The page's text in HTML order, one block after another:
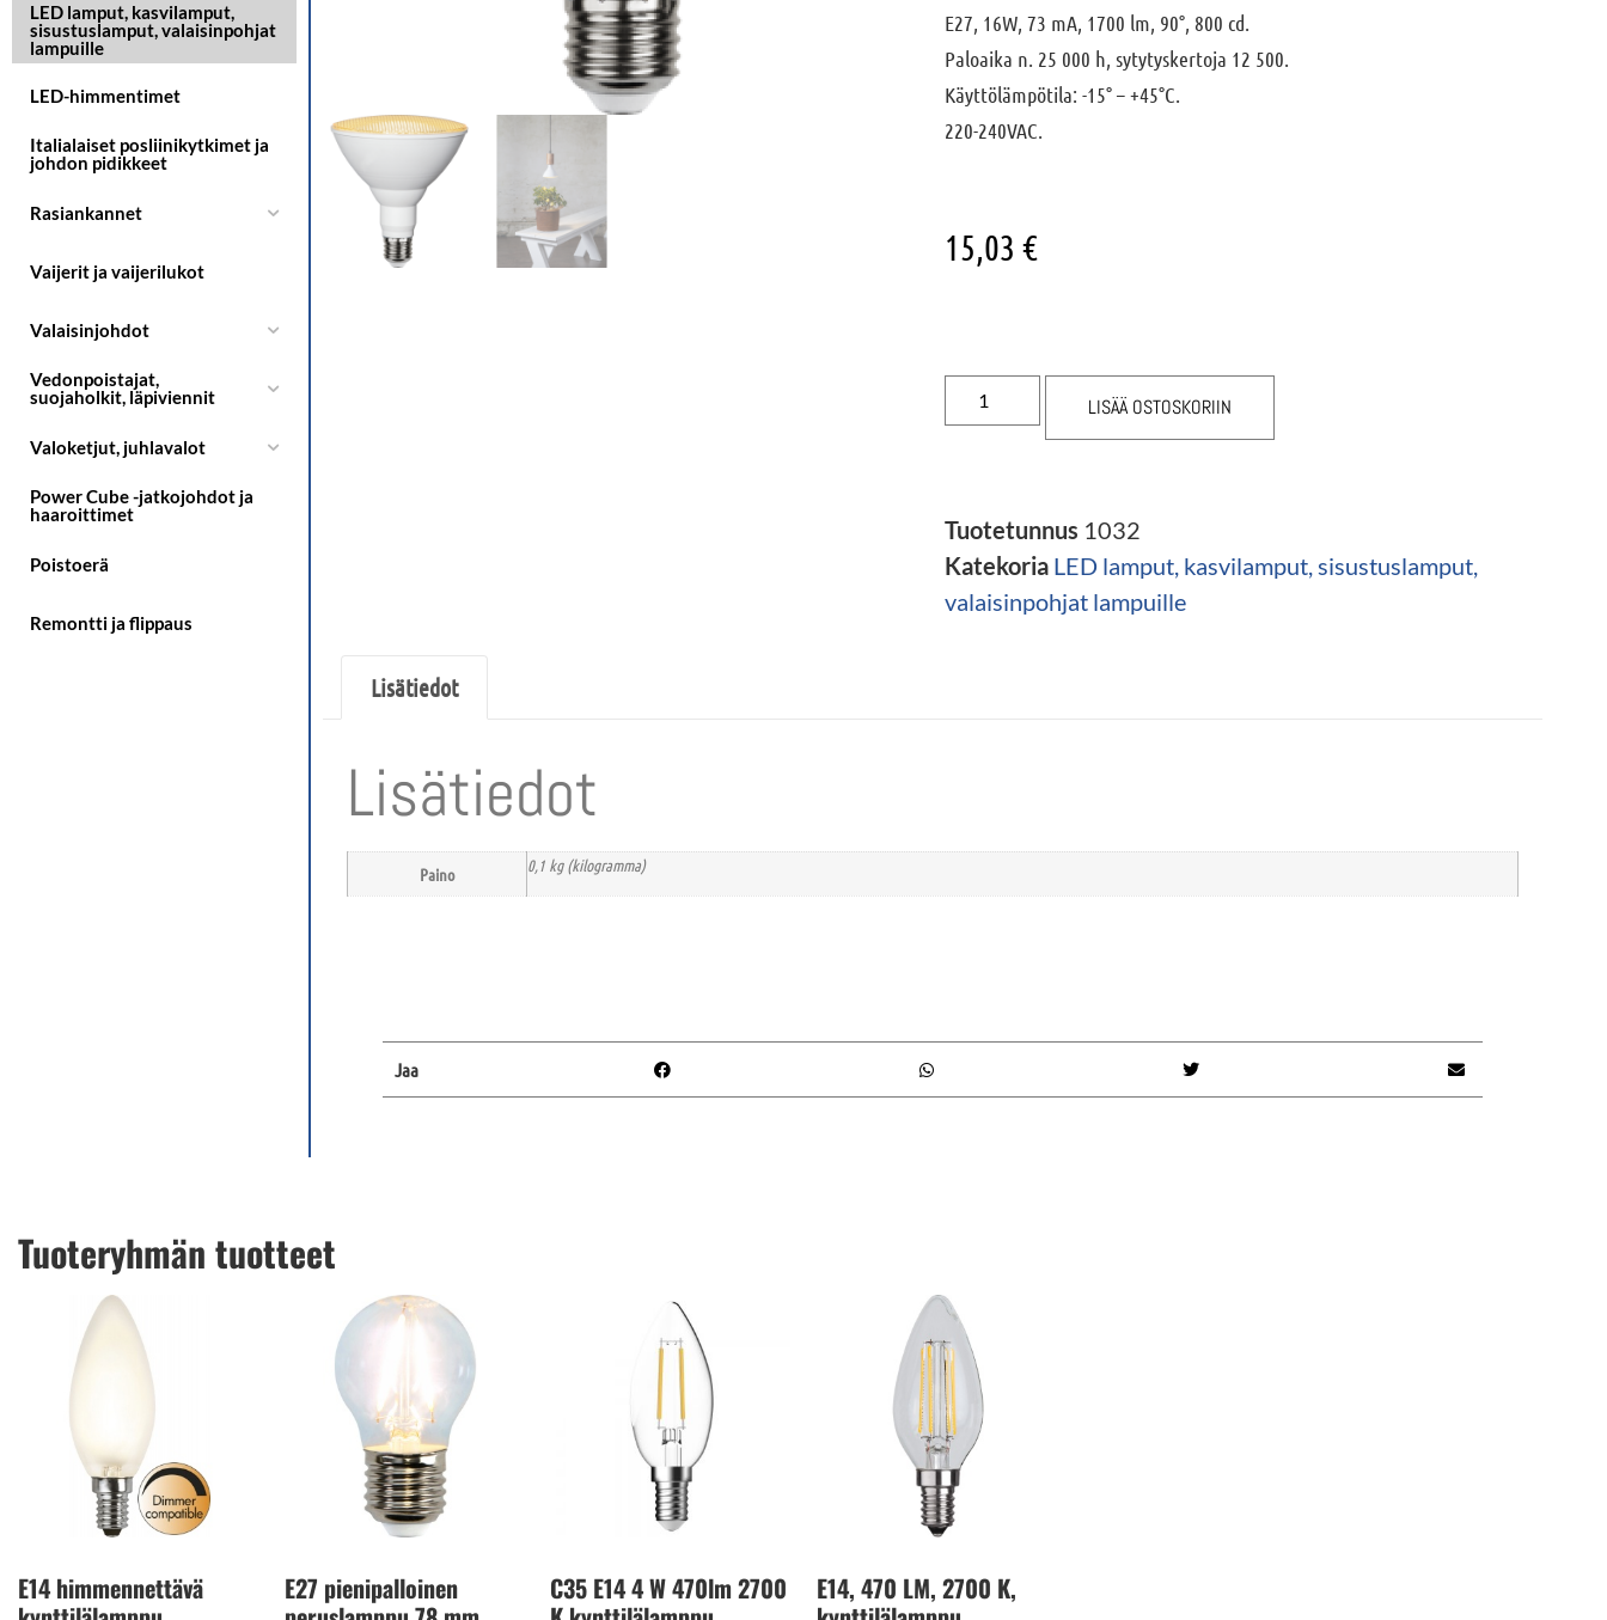
LED lamput, kasvilamput,
sisustuslamput, valaisinpohjat
lampuille
LED-himmentimet
Italialaiset posliinikytkimet ja
johdon pidikkeet
Rasiankannet
Vaijerit ja vaijerilukot
Valaisinjohdot
Vedonpoistajat,
suojaholkit, läpiviennit
Valoketjut, juhlavalot
Power Cube -jatkojohdot ja
haaroittimet
Poistoerä
Remontti ja flippaus
E27, 16W, 73 mA, 1700 lm, 90°, 800 cd.
Paloaika n. 25 000 h, sytytyskertoja 12 500.
Käyttölämpötila: -15° – +45°C.
220-240VAC.
15,03 €
LISÄÄ OSTOSKORIIN
Tuotetunnus 1032
Katekoria LED lamput, kasvilamput, sisustuslamput,
valaisinpohjat lampuille
Lisätiedot
Lisätiedot
Paino 0,1 kg (kilogramma)
Jaa
Tuoteryhmän tuotteet
E14 himmennettävä
E27 pienipalloinen
C35 E14 4 W 470lm 2700
E14, 470 LM, 2700 K,